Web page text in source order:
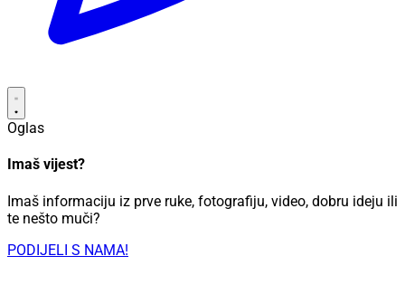
Oglas
Imaš vijest?
Imaš informaciju iz prve ruke, fotografiju, video, dobru ideju ili
te nešto muči?
PODIJELI S NAMA!